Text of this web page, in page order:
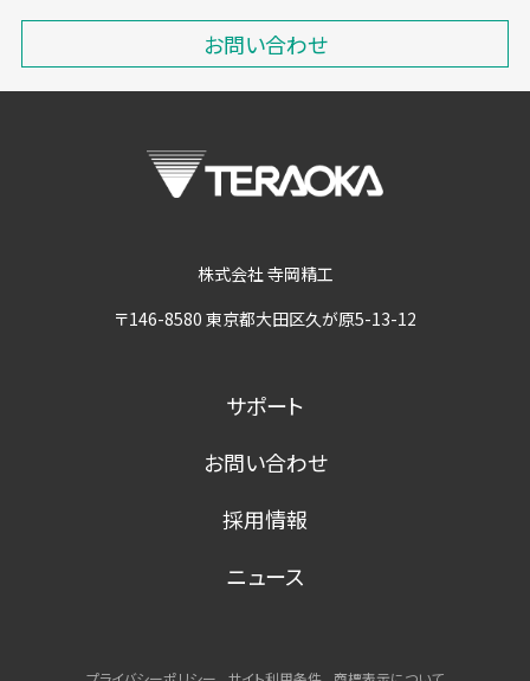
お問い合わせ
株式会社 寺岡精工
〒146-8580 東京都大田区久が原5-13-12
サポート
お問い合わせ
採用情報
ニュース